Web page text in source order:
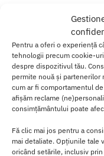
Pentru a oferi o experiență
tehnologii precum cookie-
despre dispozitivul tău.
permite nouă și partenerilor
cum ar fi comportamentul
afișăm reclame
consimțământului poate
Fă clic mai jos pentru a
mai detaliate. Opțiunile tale
oricând setările, inclusiv
Cu constructia sa
dildo cu curele promite
Designul realist, moale
prezenta testiculelor,
Cureaua reglabila se
confortabilde catre
sa fie potrivit pentru o